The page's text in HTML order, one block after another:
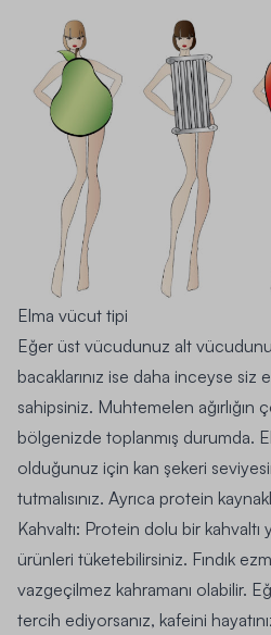
Elma vücut tipi
Eğer üst vücudunuz alt
bacaklarınız ise daha inceyse siz
sahipsiniz. Muhtemelen ağırlığın
bölgenizde toplanmış durumda.
olduğunuz için kan şekeri
tutmalısınız. Ayrıca protein
Kahvaltı: Protein dolu bir kahvaltı
ürünleri tüketebilirsiniz. Fındık
vazgeçilmez kahramanı olabilir.
tercih ediyorsanız, kafeini